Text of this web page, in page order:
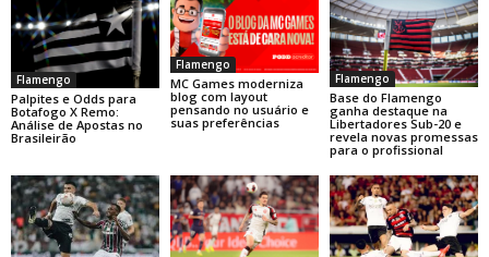
Flamengo
Palpites e Odds para
Botafogo X Remo:
Análise de Apostas no
Brasileirão
Flamengo
MC Games moderniza
blog com layout
pensando no usuário e
suas preferências
Flamengo
Base do Flamengo
ganha destaque na
Libertadores Sub-20 e
revela novas promessas
para o profissional